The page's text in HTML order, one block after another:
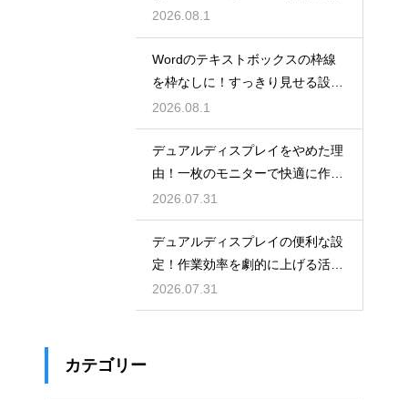
2026.08.1
Wordのテキストボックスの枠線
を枠なしに！すっきり見せる設
定！
2026.08.1
デュアルディスプレイをやめた理
由！一枚のモニターで快適に作業
する
2026.07.31
デュアルディスプレイの便利な設
定！作業効率を劇的に上げる活用
術
2026.07.31
カテゴリー